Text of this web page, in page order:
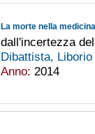
La morte nella
dall'incertezza
Dibattista, Liborio
Anno: 2014